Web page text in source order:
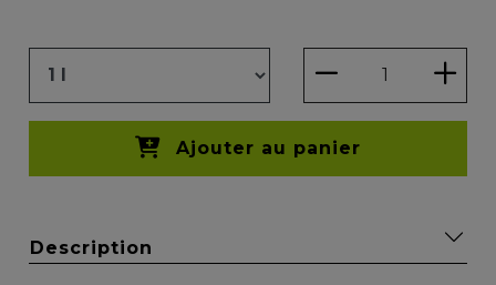
Ajouter au panier
Description